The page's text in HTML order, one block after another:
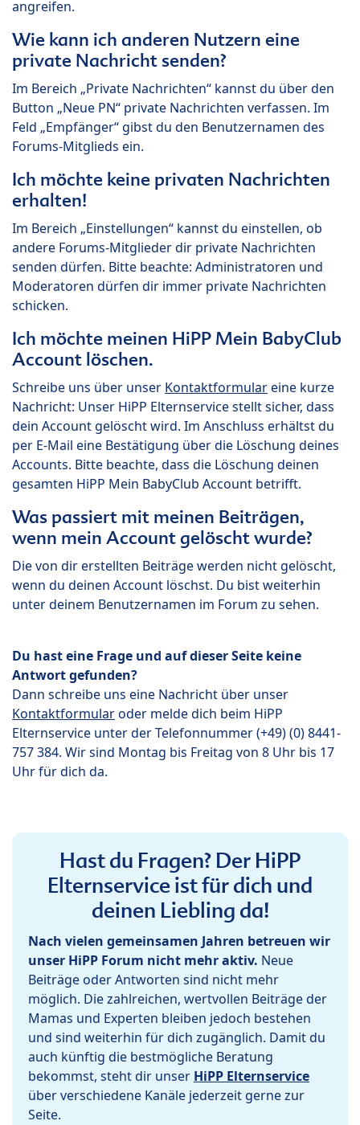
angreifen.
Wie kann ich anderen Nutzern eine
private Nachricht senden?
Im Bereich „Private Nachrichten“ kannst du über den
Button „Neue PN“ private Nachrichten verfassen. Im
Feld „Empfänger“ gibst du den Benutzernamen des
Forums-Mitglieds ein.
Ich möchte keine privaten Nachrichten
erhalten!
Im Bereich „Einstellungen“ kannst du einstellen, ob
andere Forums-Mitglieder dir private Nachrichten
senden dürfen. Bitte beachte: Administratoren und
Moderatoren dürfen dir immer private Nachrichten
schicken.
Ich möchte meinen HiPP Mein BabyClub
Account löschen.
Schreibe uns über unser Kontaktformulareine kurze
Nachricht: Unser HiPP Elternservice stellt sicher, dass
dein Account gelöscht wird. Im Anschluss erhältst du
per E-Mail eine Bestätigung über die Löschung deines
Accounts. Bitte beachte, dass die Löschung deinen
gesamten HiPP Mein BabyClub Account betrifft.
Was passiert mit meinen Beiträgen,
wenn mein Account gelöscht wurde?
Die von dir erstellten Beiträge werden nicht gelöscht,
wenn du deinen Account löschst. Du bist weiterhin
unter deinem Benutzernamen im Forum zu sehen.
Du hast eine Frage und auf dieser Seite keine
Antwort gefunden?
Dann schreibe uns eine Nachricht über unser
Kontaktformularoder melde dich beim HiPP
Elternservice unter der Telefonnummer (+49) (0) 8441-
757 384. Wir sind Montag bis Freitag von 8 Uhr bis 17
Uhr für dich da.
Hast du Fragen? Der HiPP
Elternservice ist für dich und
deinen Liebling da!
Nach vielen gemeinsamen Jahren betreuen wir
unser HiPP Forum nicht mehr aktiv. Neue
Beiträge oder Antworten sind nicht mehr
möglich. Die zahlreichen, wertvollen Beiträge der
Mamas und Experten bleiben jedoch bestehen
und sind weiterhin für dich zugänglich. Damit du
auch künftig die bestmögliche Beratung
bekommst, steht dir unser HiPP Elternservice
über verschiedene Kanäle jederzeit gerne zur
Seite.